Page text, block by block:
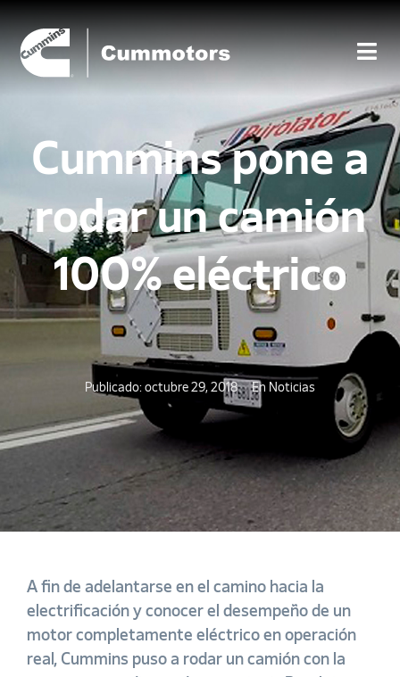
Cummins pone a
rodar un camión
100% eléctrico
Publicado: octubre 29, 2018 En Noticias
A fin de adelantarse en el camino hacia la
electrificación y conocer el desempeño de un
motor completamente eléctrico en operación
real, Cummins puso a rodar un camión con la